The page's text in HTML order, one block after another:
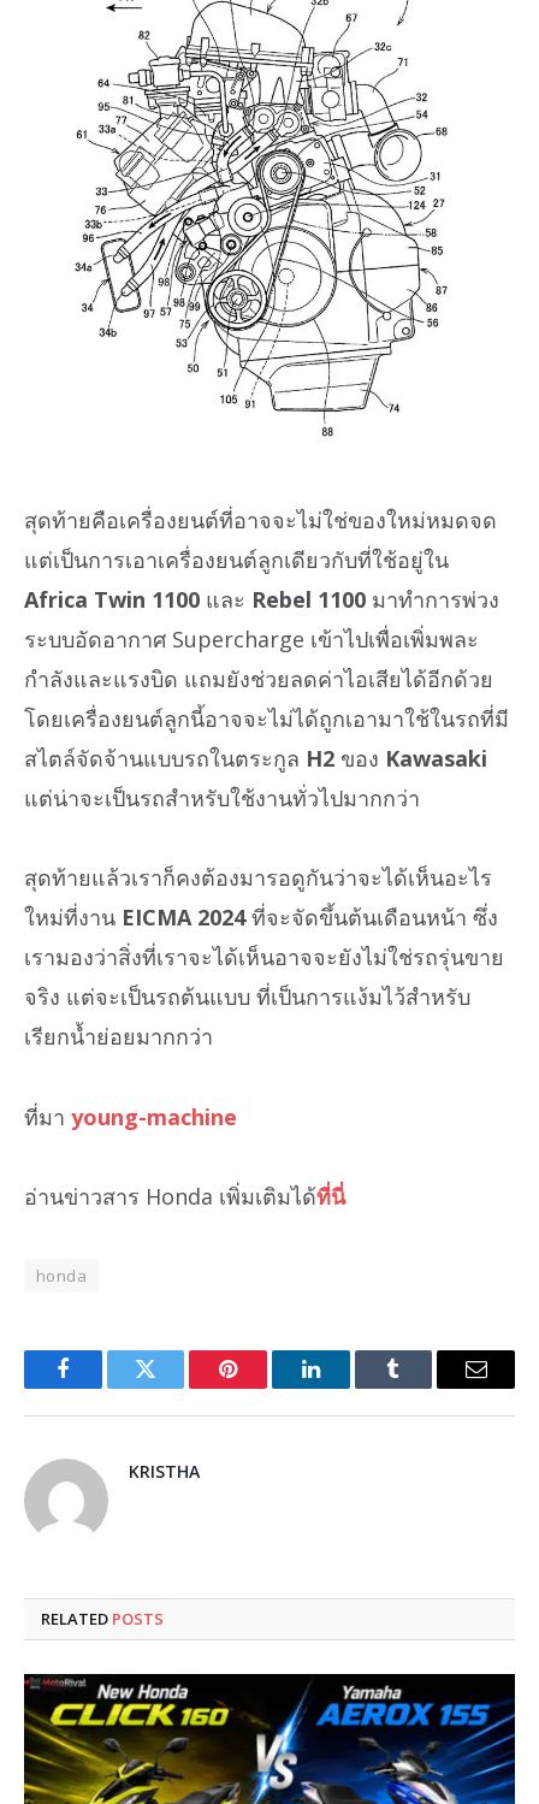
สุดท้ายคือเครื่องยนต์ที่อาจจะไม่ใช่ของใหม่หมดจด
แต่เป็นการเอาเครื่องยนต์ลูกเดียวกับที่ใช้อยู่ใน
Africa Twin 1100 และ Rebel 1100 มาทำการพ่วง
ระบบอัดอากาศ Supercharge เข้าไปเพื่อเพิ่มพละ
กำลังและแรงบิด แถมยังช่วยลดค่าไอเสียได้อีกด้วย
โดยเครื่องยนต์ลูกนี้อาจจะไม่ได้ถูกเอามาใช้ในรถที่มี
สไตล์จัดจ้านแบบรถในตระกูล H2 ของ Kawasaki
แต่น่าจะเป็นรถสำหรับใช้งานทั่วไปมากกว่า
สุดท้ายแล้วเราก็คงต้องมารอดูกันว่าจะได้เห็นอะไร
ใหม่ที่งาน EICMA 2024ที่จะจัดขึ้นต้นเดือนหน้า ซึ่ง
เรามองว่าสิ่งที่เราจะได้เห็นอาจจะยังไม่ใช่รถรุ่นขาย
จริง แต่จะเป็นรถต้นแบบ ที่เป็นการแง้มไว้สำหรับ
เรียกน้ำย่อยมากกว่า
ที่มา young-machine
อ่านข่าวสาร Honda เพิ่มเติมได้ที่นี่
honda
FacebookTwitter Pinterest LinkedInTumblr Email
KRISTHA
RELATED POSTS